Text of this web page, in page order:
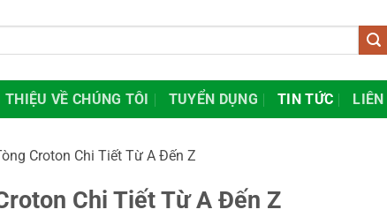
THIỆU VỀ CHÚNG TÔI TUYỂN DỤNG TIN TỨC LIÊN
Croton Chi Tiết Từ A Đến Z
Chi Tiết Từ A Đến Z